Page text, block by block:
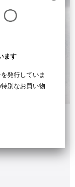
(ルイファグ
ます
発行していま
別なお買い物